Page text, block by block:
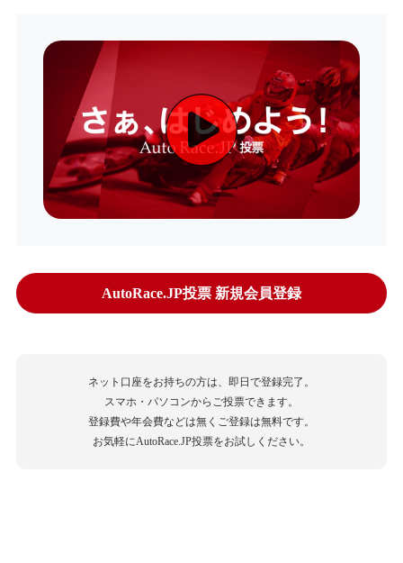
AutoRace.JP投票 新規会員登録
ネット口座をお持ちの方は、即日で登録完了。
スマホ・パソコンからご投票できます。
登録費や年会費などは無くご登録は無料です。
お気軽にAutoRace.JP投票をお試しください。